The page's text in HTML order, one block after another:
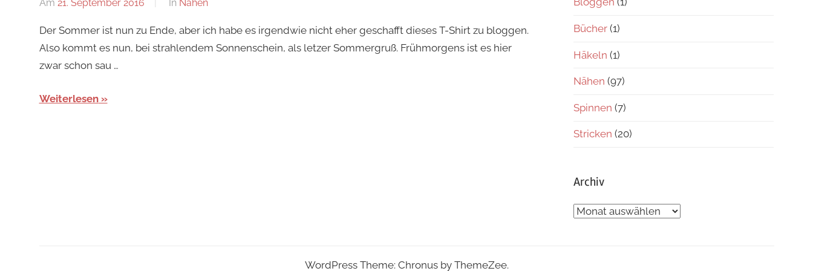
Am 21. September 2016
Von
In Nähen
Der Sommer ist nun zu Ende, aber ich habe es irgendwie nicht eher geschafft dieses T-Shirt zu bloggen.
Also kommt es nun, bei strahlendem Sonnenschein, als letzer Sommergruß. Frühmorgens ist es hier
zwar schon sau …
Weiterlesen
Bücher (1)
Häkeln (1)
Nähen (97)
Spinnen (7)
Stricken (20)
Archiv
Archiv
WordPress Theme: Chronus by ThemeZee.